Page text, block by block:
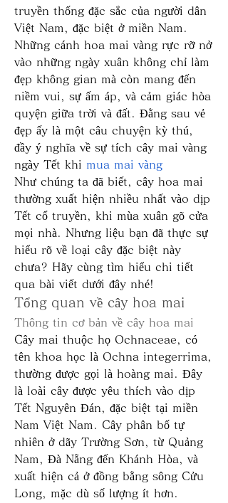
truyền thống đặc sắc của người dân
Việt Nam, đặc biệt ở miền Nam.
Những cánh hoa mai vàng rực rỡ nở
vào những ngày xuân không chỉ làm
đẹp không gian mà còn mang đến
niềm vui, sự ấm áp, và cảm giác hòa
quyện giữa trời và đất. Đằng sau vẻ
đẹp ấy là một câu chuyện kỳ thú,
đầy ý nghĩa về sự tích cây mai vàng
ngày Tết khi mua mai vàng
Như chúng ta đã biết, cây hoa mai
thường xuất hiện nhiều nhất vào dịp
Tết cổ truyền, khi mùa xuân gõ cửa
mọi nhà. Nhưng liệu bạn đã thực sự
hiểu rõ về loại cây đặc biệt này
chưa? Hãy cùng tìm hiểu chi tiết
qua bài viết dưới đây nhé!
Tổng quan về cây hoa mai
Thông tin cơ bản về cây hoa mai
Cây mai thuộc họ Ochnaceae, có
tên khoa học là Ochna integerrima,
thường được gọi là hoàng mai. Đây
là loài cây được yêu thích vào dịp
Tết Nguyên Đán, đặc biệt tại miền
Nam Việt Nam. Cây phân bố tự
nhiên ở dãy Trường Sơn, từ Quảng
Nam, Đà Nẵng đến Khánh Hòa, và
xuất hiện cả ở đồng bằng sông Cửu
Long, mặc dù số lượng ít hơn.